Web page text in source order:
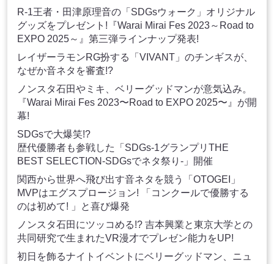
R-1王者・田津原理音の「SDGsウォーク」オリジナル
グッズをプレゼント!『Warai Mirai Fes 2023～Road to
EXPO 2025～』第三弾ラインナップ発表!
レイザーラモンRG扮する「VIVANT」のチンギスが、
なぜか音ネタを審査!?
ノンスタ石田やミキ、ベリーグッドマンが意気込み。
『Warai Mirai Fes 2023〜Road to EXPO 2025〜』が開
幕!
SDGsで大爆笑!?
歴代優勝者も参戦した「SDGs-1グランプリTHE
BEST SELECTION-SDGsでネタ祭り-」開催
関西から世界へ飛び出す音ネタを競う「OTOGEI」
MVPはエグスプロージョン! 「コンクールで優勝する
のは初めて! 」と喜び爆発
ノンスタ石田にツッコめる!? 吉本興業と東京大学との
共同研究で生まれたVR漫才でプレゼン能力をUP!
初日を飾るナイトイベントにベリーグッドマン、ニュ